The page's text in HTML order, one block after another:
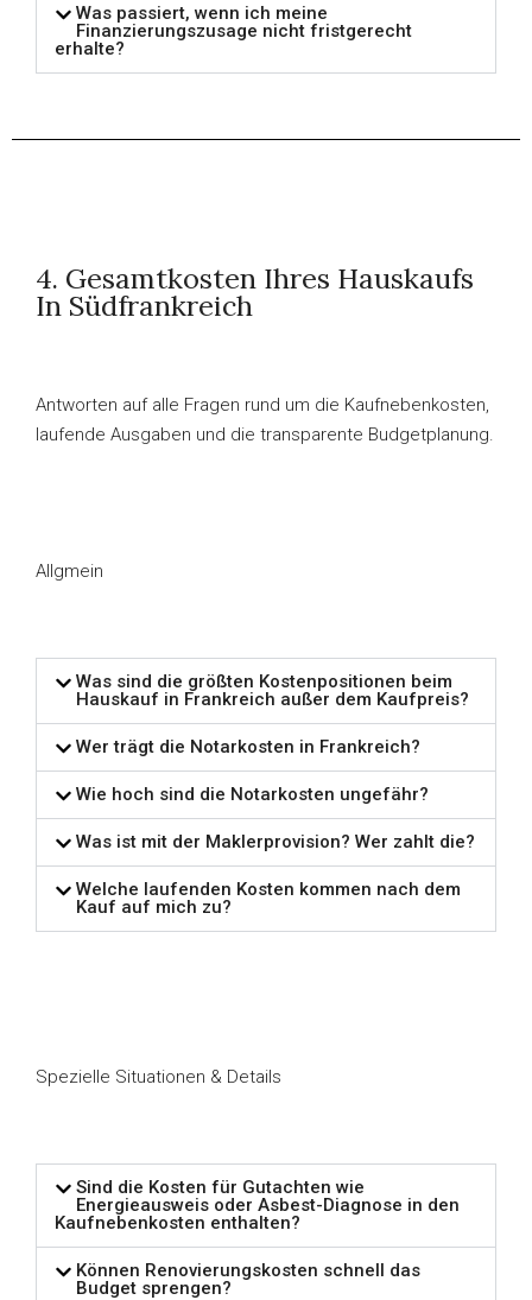
Was passiert, wenn ich meine
Finanzierungszusage nicht fristgerecht
erhalte?
4. Gesamtkosten Ihres Hauskaufs
In Südfrankreich
Antworten auf alle Fragen rund um die Kaufnebenkosten,
laufende Ausgaben und die transparente Budgetplanung.
Allgmein
Was sind die größten Kostenpositionen beim
Hauskauf in Frankreich außer dem Kaufpreis?
Wer trägt die Notarkosten in Frankreich?
Wie hoch sind die Notarkosten ungefähr?
Was ist mit der Maklerprovision? Wer zahlt die?
Welche laufenden Kosten kommen nach dem
Kauf auf mich zu?
Spezielle Situationen & Details
Sind die Kosten für Gutachten wie
Energieausweis oder Asbest-Diagnose in den
Kaufnebenkosten enthalten?
Können Renovierungskosten schnell das
Budget sprengen?